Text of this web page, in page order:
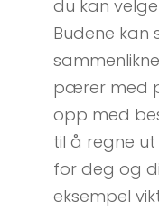
du kan
Budene kan
pærer med
opp med
til å regne
for deg og
eksempel